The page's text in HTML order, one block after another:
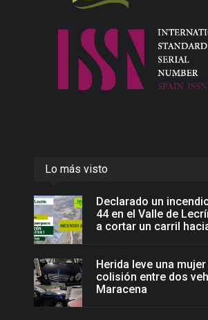
Lo más visto
Declarado un
44 en el Valle de
a cortar un carril
Herida leve una
colisión entre dos
Maracena